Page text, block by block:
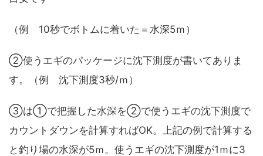
（例 10秒でボトムに着いた＝水深5ｍ）
②使うエギのパッケージに沈下測度が書いてありま
す。（例 沈下測度3秒/ｍ）
③は①で把握した水深を②で使うエギの沈下測度で
カウントダウンを計算すればOK。上記の例で計算する
と釣り場の水深が5ｍ。使うエギの沈下測度が1ｍに3